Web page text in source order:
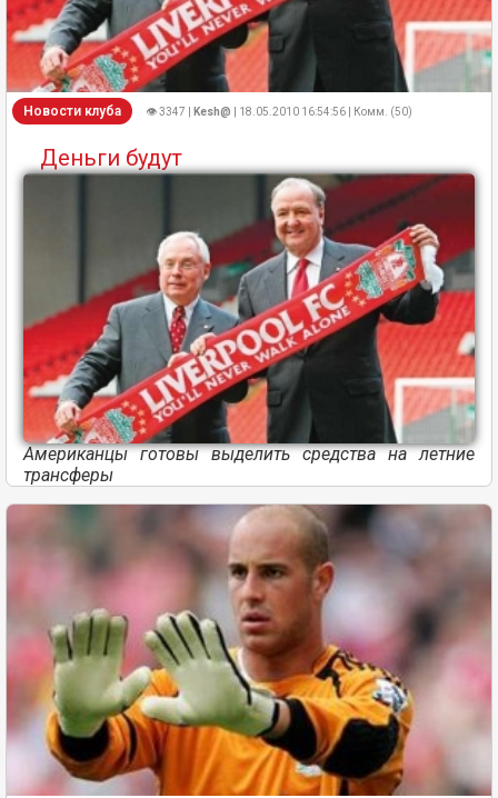
Новости клуба 👁 3347 | Kesh@ | 18.05.2010 16:54:56 | Комм. (50)
Деньги будут
Американцы готовы выделить средства на летние
трансферы